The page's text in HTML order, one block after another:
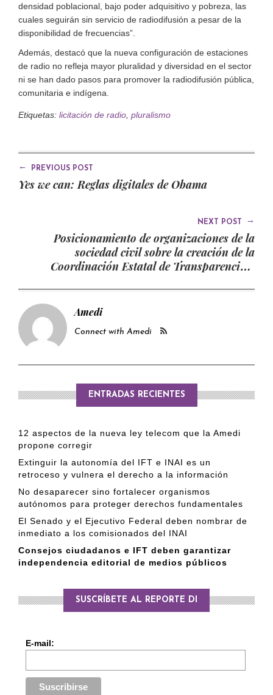
densidad poblacional, bajo poder adquisitivo y pobreza, las
cuales seguirán sin servicio de radiodifusión a pesar de la
disponibilidad de frecuencias”.
Además, destacó que la nueva configuración de estaciones
de radio no refleja mayor pluralidad y diversidad en el sector
ni se han dado pasos para promover la radiodifusión pública,
comunitaria e indígena.
Etiquetas: licitación de radio pluralismo
← PREVIOUS POST
Yes we can: Reglas digitales de Obama
NEXT POST →
Posicionamiento de organizaciones de la
sociedad civil sobre la creación de la
Coordinación Estatal de Transparencia y
Amedi
Connect with Amedi
ENTRADAS RECIENTES
12 aspectos de la nueva ley telecom que la Amedi
propone corregir
Extinguir la autonomía del IFT e INAI es un
retroceso y vulnera el derecho a la información
No desaparecer sino fortalecer organismos
autónomos para proteger derechos fundamentales
El Senado y el Ejecutivo Federal deben nombrar de
inmediato a los comisionados del INAI
Consejos ciudadanos e IFT deben garantizar
independencia editorial de medios públicos
SUSCRÍBETE AL REPORTE DI
E-mail: